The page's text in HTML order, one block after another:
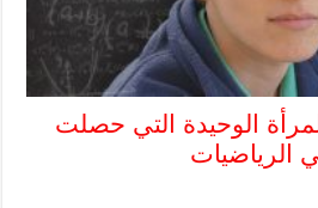
الوحيدة التي حصلت
الرياضيات